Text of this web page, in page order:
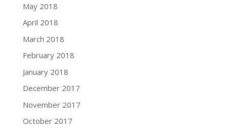
May 2018
April 2018
March 2018
February 2018
January 2018
December 2017
November 2017
October 2017